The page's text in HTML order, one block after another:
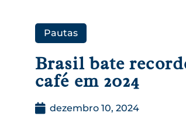
Pautas
Brasil bate
café em 2024
dezembro 10, 2024